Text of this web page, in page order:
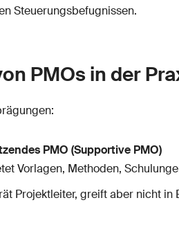
Steuerungsbefugnissen.
PMOs in der
PMO (Supportive PMO)
Vorlagen, Methoden,
Projektleiter, greift aber nicht in